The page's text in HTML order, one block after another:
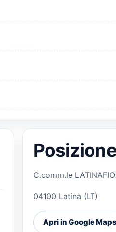
Posizione
C.comm.le
04100 Latina (LT)
Apri in Google Maps